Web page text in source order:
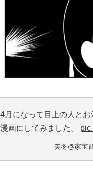
4月になって目上の人と
漫画にしてみました。
— 美冬@家宝